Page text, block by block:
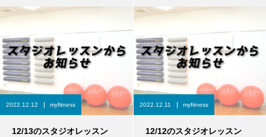
2022.12.12 myfitness
12/13のスタジオレッスン
2022.12.11 myfitness
12/12のスタジオレッスン